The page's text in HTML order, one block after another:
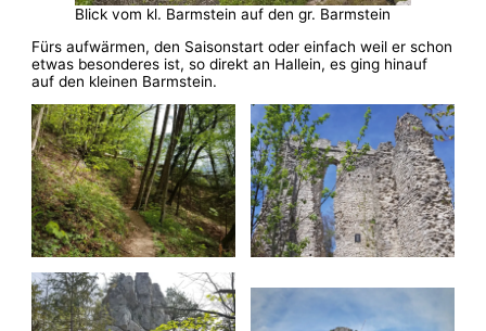
Blick vom kl. Barmstein auf den gr. Barmstein
Fürs aufwärmen, den Saisonstart oder einfach weil er schon
etwas besonderes ist, so direkt an Hallein, es ging hinauf
auf den kleinen Barmstein.